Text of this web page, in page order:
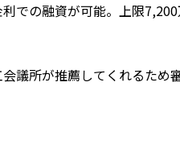
での融資が可能。上限7,200
議所が推薦してくれるため